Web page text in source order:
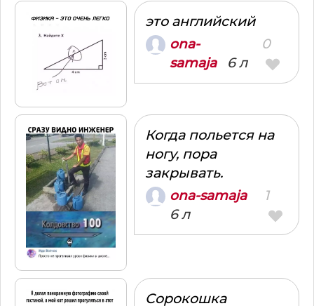
это английский
ona-
samaja6 л
0
Когда польется на
ногу, пора
закрывать.
ona-samaja
6 л
1
Сорокошка